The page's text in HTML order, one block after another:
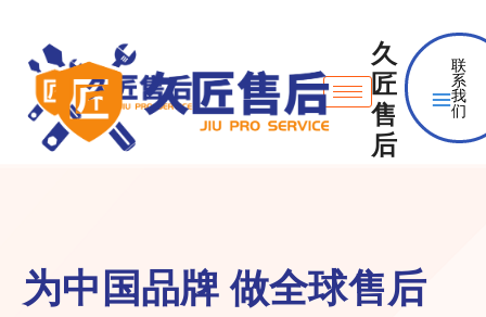
久
匠
售
后
联
系
我
们
为中国品牌 做全球售后